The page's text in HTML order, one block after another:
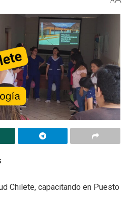
Chilete, capacitando en Puesto